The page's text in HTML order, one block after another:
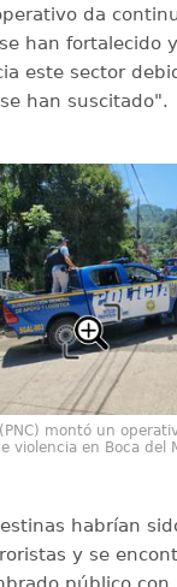
da
han fortalecido
este sector
han suscitado".
montó un
violencia en Boca del
habrían
y se